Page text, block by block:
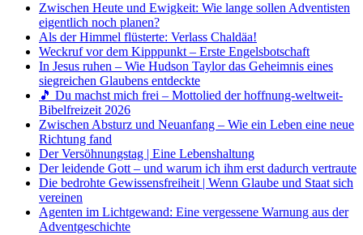
Zwischen Heute und Ewigkeit: Wie lange sollen Adventisten
eigentlich noch planen?
Als der Himmel flüsterte: Verlass Chaldäa!
Weckruf vor dem Kipppunkt – Erste Engelsbotschaft
In Jesus ruhen – Wie Hudson Taylor das Geheimnis eines
siegreichen Glaubens entdeckte
🎵 Du machst mich frei – Mottolied der hoffnung-weltweit-
Bibelfreizeit 2026
Zwischen Absturz und Neuanfang – Wie ein Leben eine neue
Richtung fand
Der Versöhnungstag | Eine Lebenshaltung
Der leidende Gott – und warum ich ihm erst dadurch vertraute
Die bedrohte Gewissensfreiheit | Wenn Glaube und Staat sich
vereinen
Agenten im Lichtgewand: Eine vergessene Warnung aus der
Adventgeschichte